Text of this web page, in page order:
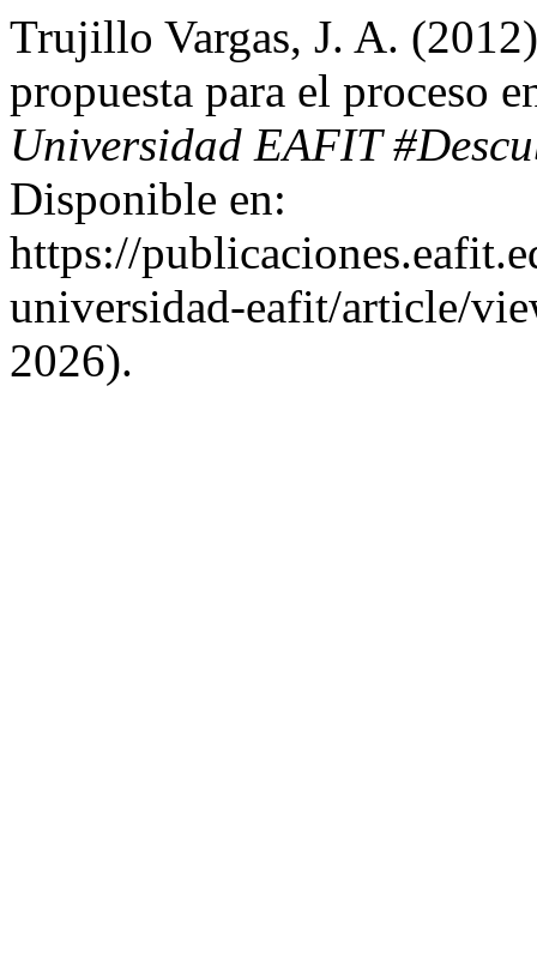
Trujillo Vargas, J. A.
propuesta para el proceso
Universidad EAFIT
Disponible en:
https://
universidad-eafit/article/
2026).